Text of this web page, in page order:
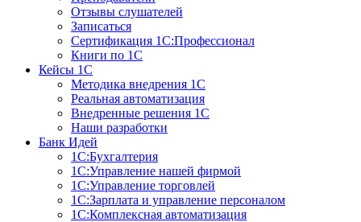
Отзывы слушателей
Записаться
Сертификация 1С:Профессионал
Книги по 1С
Кейсы 1С
Методика внедрения 1С
Реальная автоматизация
Внедренные решения 1С
Наши разработки
Банк Идей
1С:Бухгалтерия
1С:Управление нашей фирмой
1С:Управление торговлей
1С:Зарплата и управление персоналом
1С:Комплексная автоматизация